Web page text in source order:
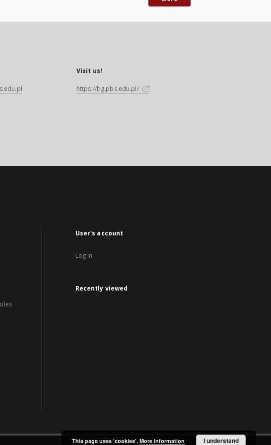
Visit us!
https://bg.pbs.edu.pl/
User's account
Log in
Recently viewed
This page uses 'cookies'. More information I understand